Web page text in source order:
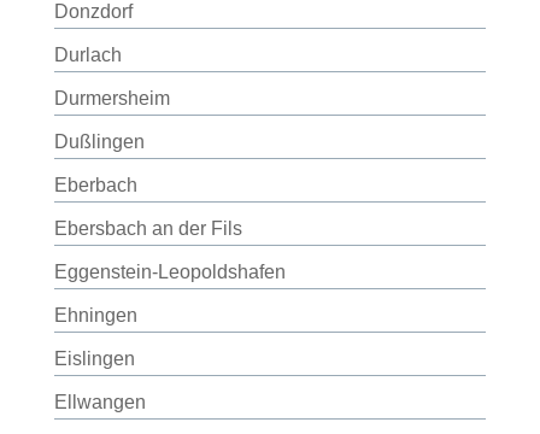
Donzdorf
Durlach
Durmersheim
Dußlingen
Eberbach
Ebersbach an der Fils
Eggenstein-Leopoldshafen
Ehningen
Eislingen
Ellwangen